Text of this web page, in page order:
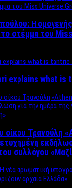
Η
το στέμμα του
explains what is
οίκου Τρανούλη
συλλόγου